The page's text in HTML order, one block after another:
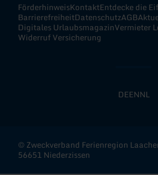
FörderhinweisKontaktEntdecke die
BarrierefreiheitDatenschutzAGB
Digitales UrlaubsmagazinVermieter
Widerruf Versicherung
DEENNL
© Zweckverband Ferienregion
56651 Niederzissen